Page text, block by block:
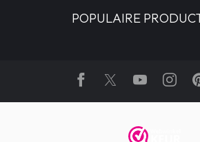
POPULAIRE